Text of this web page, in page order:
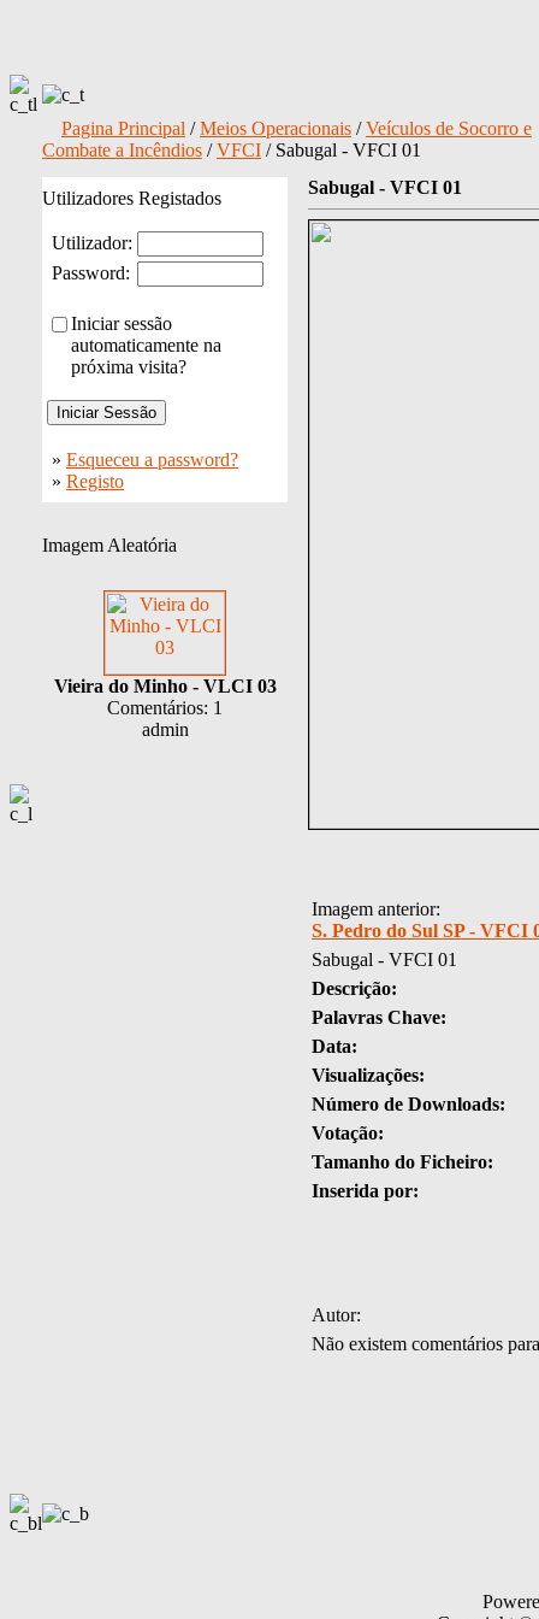
Pagina Principal /Meios Operacionais /Veículos de Socorro e
Combate a Incêndios /VFCI / Sabugal - VFCI 01
Utilizadores Registados
Utilizador:
Password:
Iniciar sessão
automaticamente na
próxima visita?
» Esqueceu a password?
» Registo
Imagem Aleatória
Vieira do Minho - VLCI 03
Comentários: 1
admin
Sabugal - VFCI 01
Imagem anterior:
S. Pedro do Sul SP - VFCI
Sabugal - VFCI 01
Descrição:
Palavras Chave:
Data:
Visualizações:
Número de Downloads:
Votação:
Tamanho do Ficheiro:
Inserida por:
Autor:
Não existem comentários